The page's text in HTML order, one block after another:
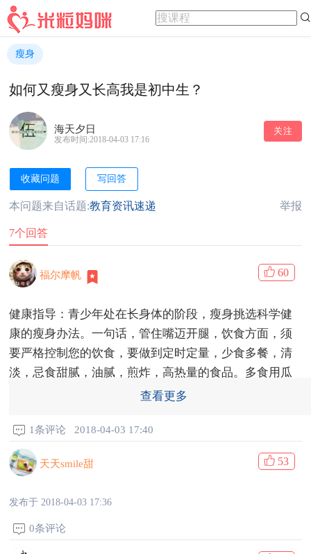
瘦身
如何又瘦身又长高我是初中生？
海天夕日 关注
发布时间:2018-04-03 17:16
收藏问题 写回答
本问题来自话题:教育资讯速递 举报
7个回答
福尔摩帆 60
健康指导：青少年处在长身体的阶段，瘦身挑选科学健
康的瘦身办法。一句话，管住嘴迈开腿，饮食方面，须
要严格控制您的饮食，要做到定时定量，少食多餐，清
淡，忌食甜腻，油腻，煎炸，高热量的食品。多食用瓜
果和蔬菜。晚饭要少吃。运动方面，一定要坚持有氧运
平底步行，乒乓球，脚踏车运动，一个星期5次，没回半
个钟头以上。减掉肚子贵在坚持，坚持才有疗效
发布于 2018-04-03 17:40
查看更多
1条评论 2018-04-03 17:40
天天smile甜 53
发布于 2018-04-03 17:36
0条评论